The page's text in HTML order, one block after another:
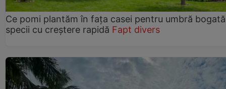
Ce pomi plantăm în fața casei pentru umbră
specii cu creștere rapidă Fapt divers